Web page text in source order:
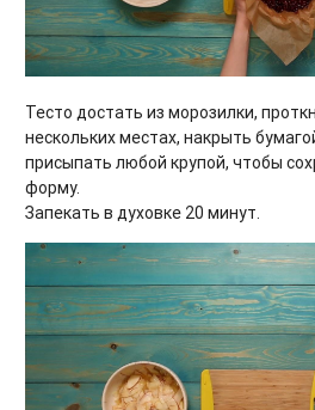
Тесто достать из морозилки,
нескольких местах, накрыть
присыпать любой крупой, чтобы
форму.
Запекать в духовке 20 минут.